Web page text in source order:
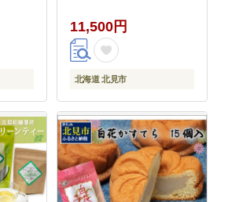
11,500円
北海道 北見市